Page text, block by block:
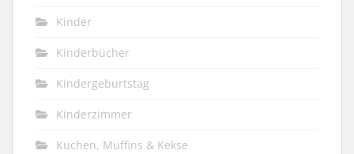
Kinder
Kinderbücher
Kindergeburtstag
Kinderzimmer
Kuchen, Muffins & Kekse